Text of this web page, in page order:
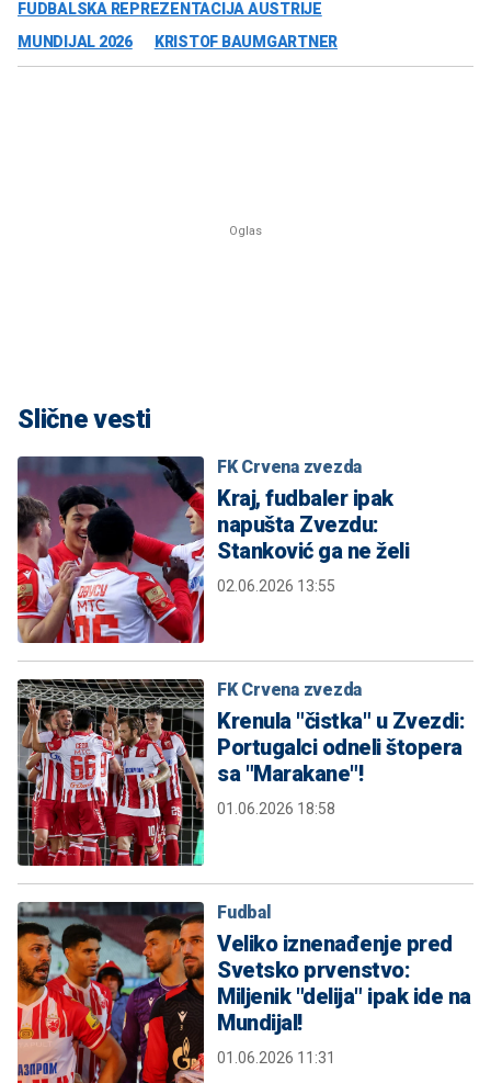
FUDBALSKA REPREZENTACIJA AUSTRIJE
MUNDIJAL 2026
KRISTOF BAUMGARTNER
Slične vesti
FK Crvena zvezda
Kraj, fudbaler ipak
napušta Zvezdu:
Stanković ga ne želi
02.06.2026 13:55
FK Crvena zvezda
Krenula "čistka" u Zvezdi:
Portugalci odneli štopera
sa "Marakane"!
01.06.2026 18:58
Fudbal
Veliko iznenađenje pred
Svetsko prvenstvo:
Miljenik "delija" ipak ide na
Mundijal!
01.06.2026 11:31